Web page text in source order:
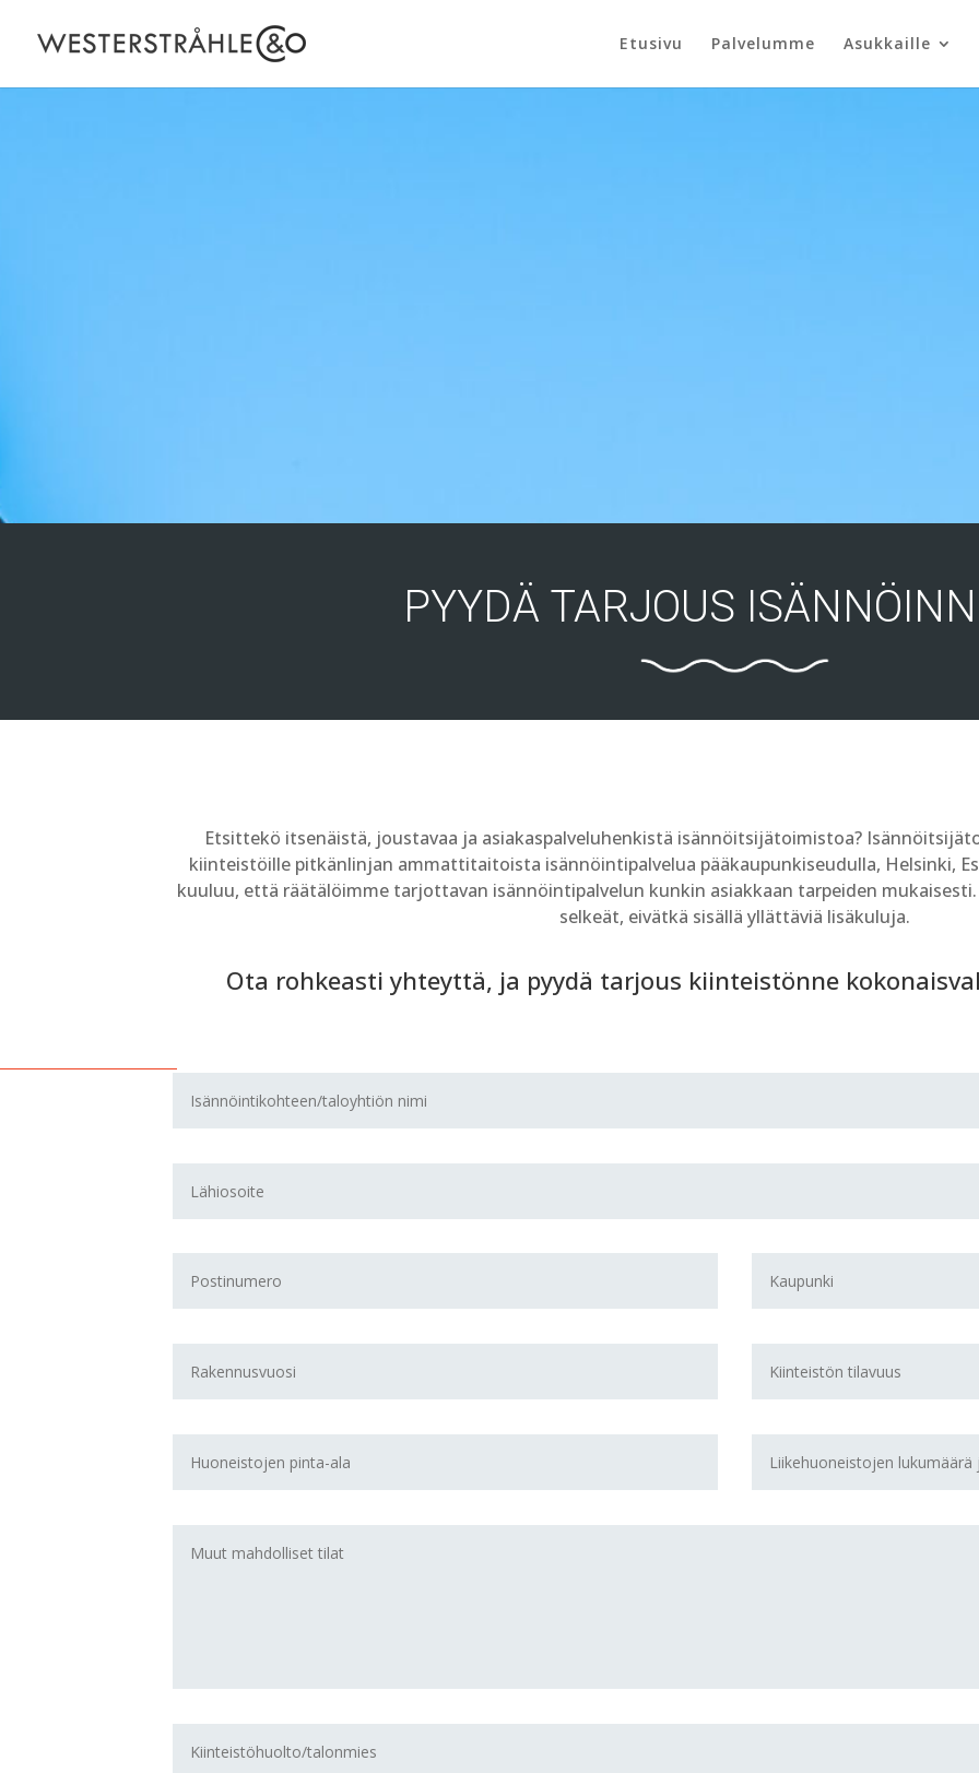
Etusivu Palvelumme Asukkaille
PYYDÄ TARJOUS
Etsittekö itsenäistä, joustavaa ja asiakaspalveluhenkistä isännöitsijätoimistoa?
kiinteistöille pitkänlinjan ammattitaitoista isännöintipalvelua pääkaupunkiseudulla, Helsinki,
kuuluu, että räätälöimme tarjottavan isännöintipalvelun kunkin asiakkaan tarpeiden
selkeät, eivätkä sisällä yllättäviä lisäkuluja.
Ota rohkeasti yhteyttä, ja pyydä tarjous kiinteistönne